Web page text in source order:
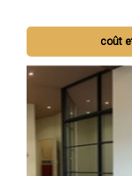
coût